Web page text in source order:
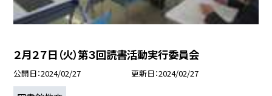
２月２７日（火）第３回読書活動実行委員会
公開日 2024/02/27 更新日 2024/02/27